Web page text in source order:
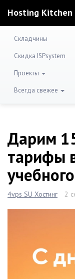
Hosting Kitchen
Складчины
Скидка ISPsystem
Проекты
Всегда свежее
Дарим
тарифы
4vps SU Хостинг 2